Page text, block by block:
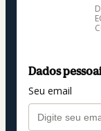
Dados
Seu email